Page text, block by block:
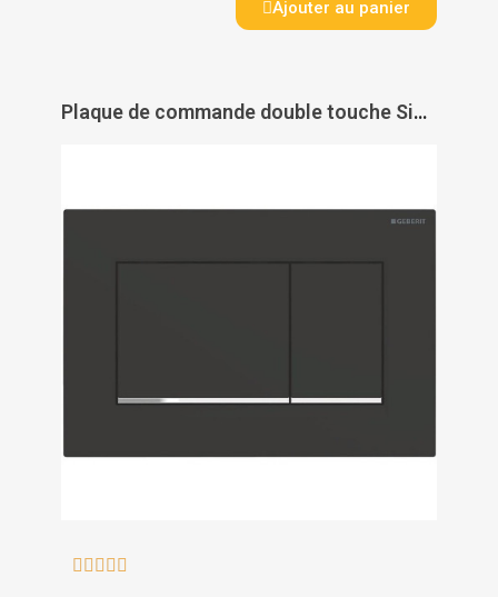
Ajouter au panier
Plaque de commande double touche Sigma 30 à revêtement facile à nettoyer - GEBERIT
    